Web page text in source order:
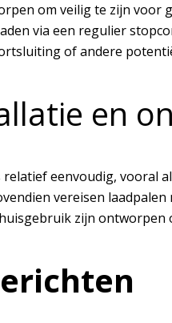
om veilig te zijn
via een regulier
of andere
en
eenvoudig, vooral
vereisen
zijn